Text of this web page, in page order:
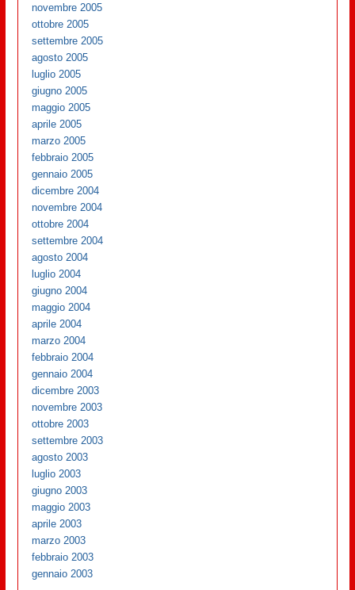
novembre 2005
ottobre 2005
settembre 2005
agosto 2005
luglio 2005
giugno 2005
maggio 2005
aprile 2005
marzo 2005
febbraio 2005
gennaio 2005
dicembre 2004
novembre 2004
ottobre 2004
settembre 2004
agosto 2004
luglio 2004
giugno 2004
maggio 2004
aprile 2004
marzo 2004
febbraio 2004
gennaio 2004
dicembre 2003
novembre 2003
ottobre 2003
settembre 2003
agosto 2003
luglio 2003
giugno 2003
maggio 2003
aprile 2003
marzo 2003
febbraio 2003
gennaio 2003